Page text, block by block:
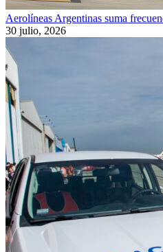
Aerolíneas Argentinas suma
30 julio, 2026